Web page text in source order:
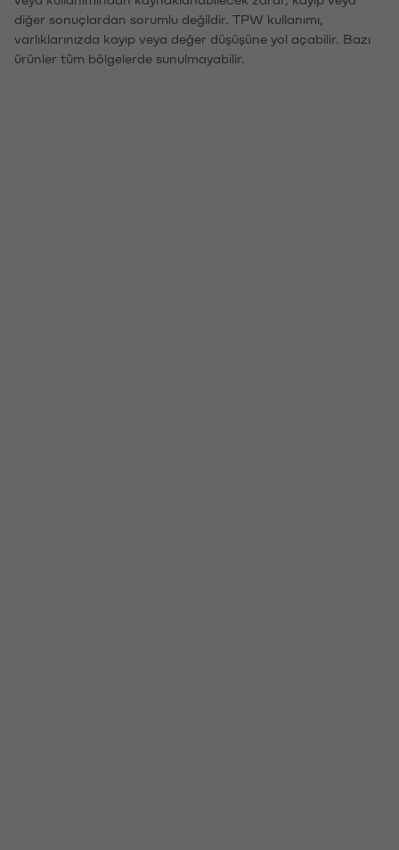
diğer sonuçlardan sorumlu değildir. TPW kullanımı,
varlıklarınızda kayıp veya değer düşüşüne yol açabilir. Bazı
ürünler tüm bölgelerde sunulmayabilir.